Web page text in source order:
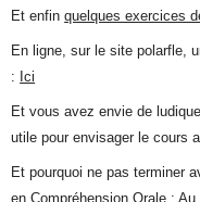
Et enfinquelques exercices
En ligne, sur le site polarfle,
: Ici
Et vous avez envie de
utile pour envisager le cours
Et pourquoi ne pas terminer
en Compréhension Orale : Au